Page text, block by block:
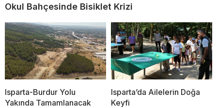
Okul Bahçesinde Bisiklet Krizi
Isparta-Burdur Yolu
Yakında Tamamlanacak
Isparta’da Ailelerin Doğa
Keyfi